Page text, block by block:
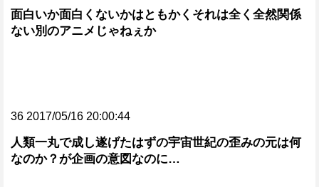
面白いか面白くないかはともかくそれは全く全然関係
ない別のアニメじゃねぇか
36 2017/05/16 20:00:44
人類一丸で成し遂げたはずの宇宙世紀の歪みの元は何
なのか？が企画の意図なのに…